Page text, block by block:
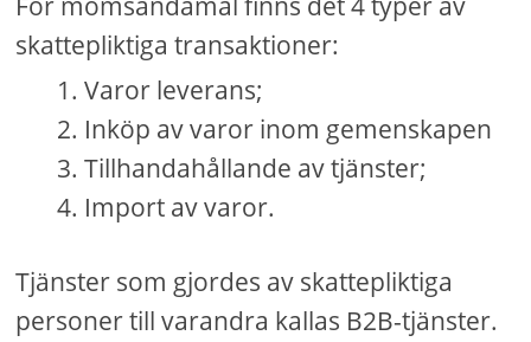
skattepliktiga transaktioner:
Varor leverans;
Inköp av varor inom gemenskapen
Tillhandahållande av tjänster;
Import av varor.
Tjänster som gjordes av skattepliktiga
personer till varandra kallas B2B-tjänster.